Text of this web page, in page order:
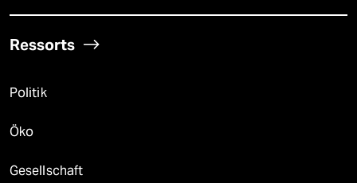
Ressorts
Politik
Öko
Gesellschaft